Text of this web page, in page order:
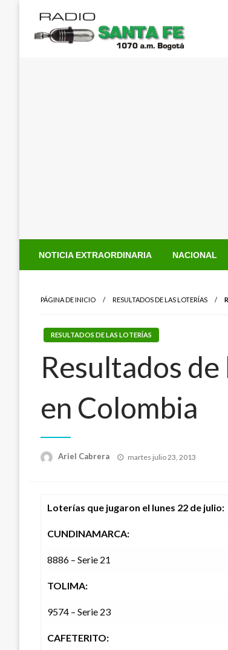
contenido
NOTICIA EXTRAORDINARIA NACIONAL
PÁGINA DE INICIO RESULTADOS DE LAS LOTERÍAS
RESULTADOS DE LAS LOTERÍAS
Resultados
en Colombia
Ariel Cabrera
Publicado
martes julio 23, 2013
Loterías que jugaron el lunes 22 de julio:
CUNDINAMARCA:
8886 – Serie 21
TOLIMA:
9574 – Serie 23
CAFETERITO: